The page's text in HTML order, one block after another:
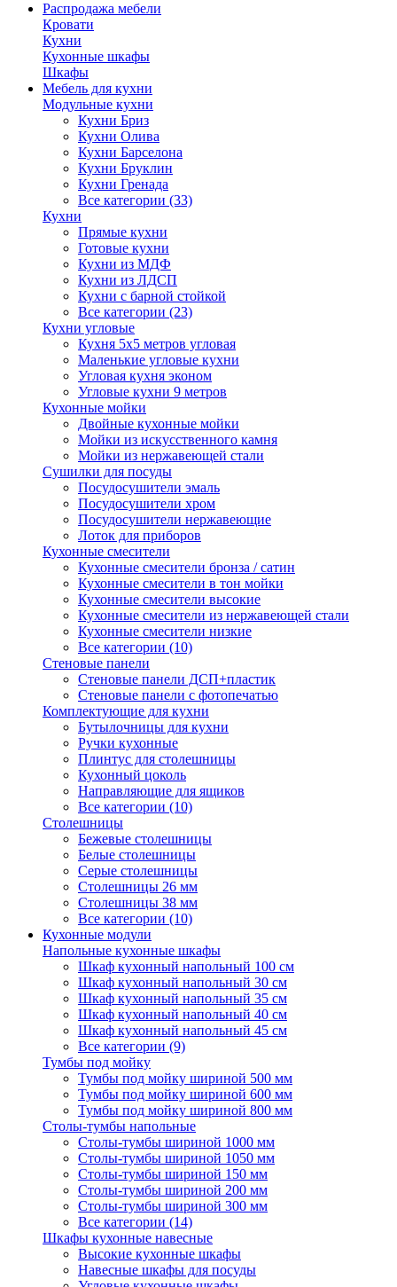
Распродажа мебели
Кровати
Кухни
Кухонные шкафы
Шкафы
Мебель для кухни
Модульные кухни
Кухни Бриз
Кухни Олива
Кухни Барселона
Кухни Бруклин
Кухни Гренада
Все категории (33)
Кухни
Прямые кухни
Готовые кухни
Кухни из МДФ
Кухни из ЛДСП
Кухни с барной стойкой
Все категории (23)
Кухни угловые
Кухня 5х5 метров угловая
Маленькие угловые кухни
Угловая кухня эконом
Угловые кухни 9 метров
Кухонные мойки
Двойные кухонные мойки
Мойки из искусственного камня
Мойки из нержавеющей стали
Сушилки для посуды
Посудосушители эмаль
Посудосушители хром
Посудосушители нержавеющие
Лоток для приборов
Кухонные смесители
Кухонные смесители бронза / сатин
Кухонные смесители в тон мойки
Кухонные смесители высокие
Кухонные смесители из нержавеющей стали
Кухонные смесители низкие
Все категории (10)
Стеновые панели
Стеновые панели ДСП+пластик
Стеновые панели с фотопечатью
Комплектующие для кухни
Бутылочницы для кухни
Ручки кухонные
Плинтус для столешницы
Кухонный цоколь
Направляющие для ящиков
Все категории (10)
Столешницы
Бежевые столешницы
Белые столешницы
Серые столешницы
Столешницы 26 мм
Столешницы 38 мм
Все категории (10)
Кухонные модули
Напольные кухонные шкафы
Шкаф кухонный напольный 100 см
Шкаф кухонный напольный 30 см
Шкаф кухонный напольный 35 см
Шкаф кухонный напольный 40 см
Шкаф кухонный напольный 45 см
Все категории (9)
Тумбы под мойку
Тумбы под мойку шириной 500 мм
Тумбы под мойку шириной 600 мм
Тумбы под мойку шириной 800 мм
Столы-тумбы напольные
Столы-тумбы шириной 1000 мм
Столы-тумбы шириной 1050 мм
Столы-тумбы шириной 150 мм
Столы-тумбы шириной 200 мм
Столы-тумбы шириной 300 мм
Все категории (14)
Шкафы кухонные навесные
Высокие кухонные шкафы
Навесные шкафы для посуды